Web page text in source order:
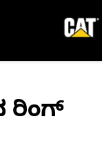
ರಿಂಗ್